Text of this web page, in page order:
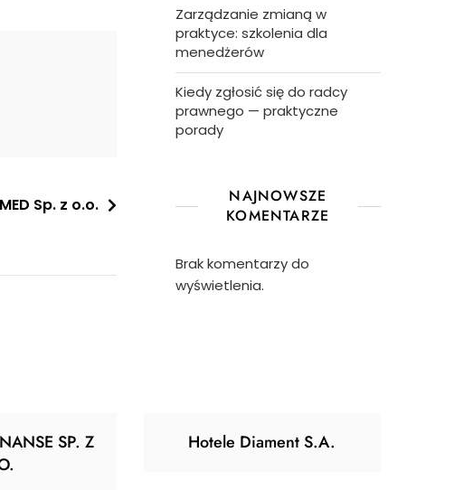
Sp. z o.o.
Zarządzanie zmianą w
praktyce: szkolenia dla
menedżerów
Kiedy zgłosić się do radcy
prawnego — praktyczne
porady
NAJNOWSZE
KOMENTARZE
Brak komentarzy do
wyświetlenia.
SP. Z
Hotele Diament S.A.